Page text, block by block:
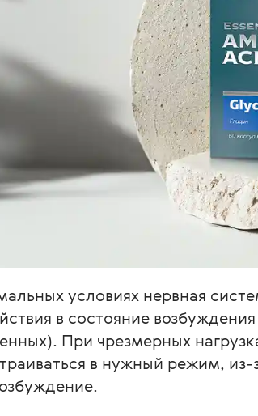
условиях нервная
в состояние
При чрезмерных
в нужный режим, из-